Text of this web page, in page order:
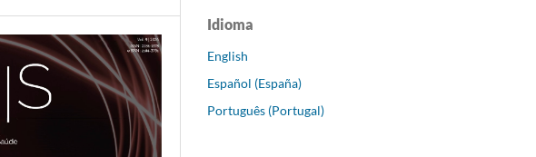
Idioma
English
Español (España)
Português (Portugal)